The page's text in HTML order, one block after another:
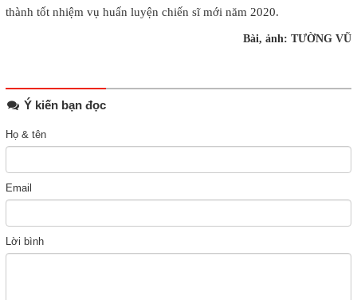
thành tốt nhiệm vụ huấn luyện chiến sĩ mới năm 2020.
Bài, ảnh: TƯỜNG VŨ
Ý kiến bạn đọc
Họ & tên
Email
Lời bình